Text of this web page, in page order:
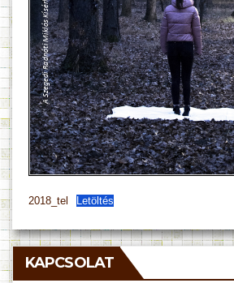
2018_tel Letöltés
KAPCSOLAT